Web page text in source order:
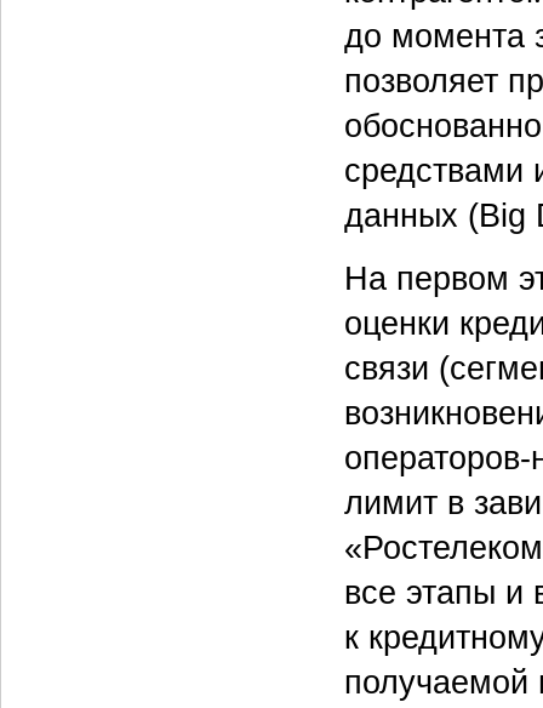
до момента
позволяет
средствами
данных (Big
На первом
оценки
связи
операторов-
лимит в
все этапы и
к
получаемой